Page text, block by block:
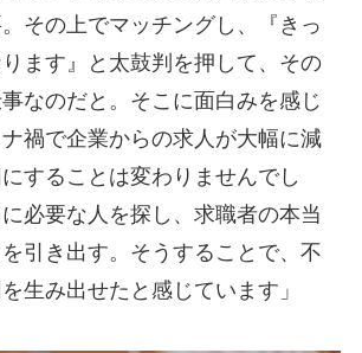
その上でマッチングし、『きっ
ます』と太鼓判を押して、その
なのだと。そこに面白みを感じ
禍で企業からの求人が大幅に減
することは変わりませんでし
必要な人を探し、求職者の本当
引き出す。そうすることで、不
生み出せたと感じています」